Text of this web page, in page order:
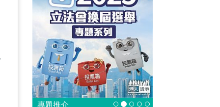
專題推介